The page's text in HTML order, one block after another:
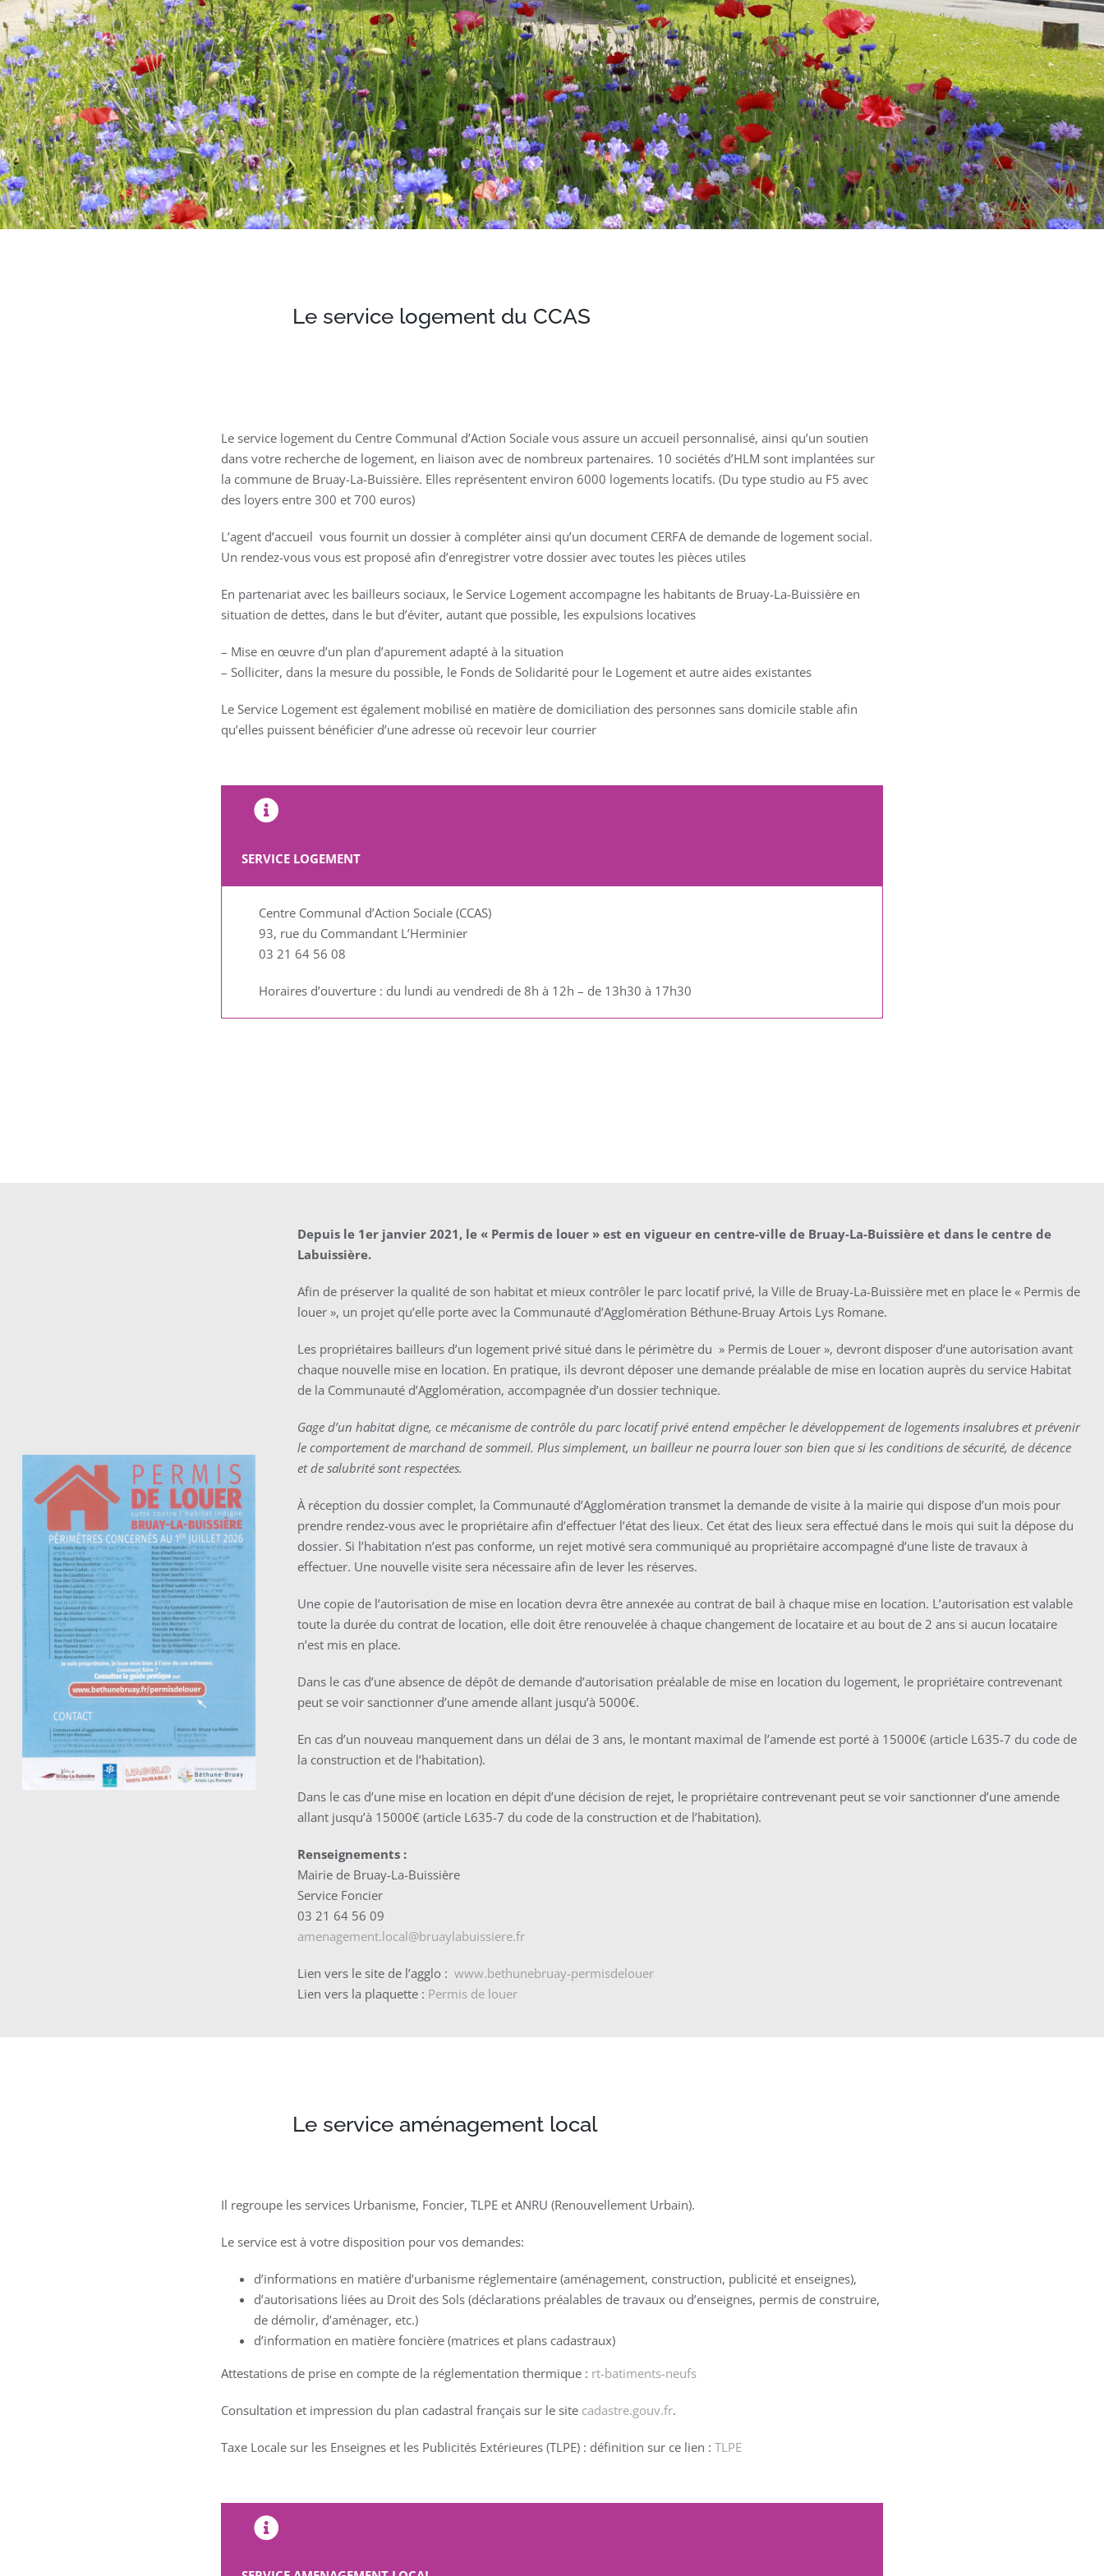
Le service logement du CCAS
Le service logement du Centre Communal d’Action Sociale vous assure un accueil personnalisé, ainsi qu’un soutien
dans votre recherche de logement, en liaison avec de nombreux partenaires. 10 sociétés d’HLM sont implantées sur
la commune de Bruay-La-Buissière. Elles représentent environ 6000 logements locatifs. (Du type studio au F5 avec
des loyers entre 300 et 700 euros)
L’agent d’accueil vous fournit un dossier à compléter ainsi qu’un document CERFA de demande de logement social.
Un rendez-vous vous est proposé afin d’enregistrer votre dossier avec toutes les pièces utiles
En partenariat avec les bailleurs sociaux, le Service Logement accompagne les habitants de Bruay-La-Buissière en
situation de dettes, dans le but d’éviter, autant que possible, les expulsions locatives
– Mise en œuvre d’un plan d’apurement adapté à la situation
– Solliciter, dans la mesure du possible, le Fonds de Solidarité pour le Logement et autre aides existantes
Le Service Logement est également mobilisé en matière de domiciliation des personnes sans domicile stable afin
qu’elles puissent bénéficier d’une adresse où recevoir leur courrier
SERVICE LOGEMENT
Centre Communal d’Action Sociale (CCAS)
93, rue du Commandant L’Herminier
03 21 64 56 08
Horaires d’ouverture : du lundi au vendredi de 8h à 12h – de 13h30 à 17h30
Depuis le 1er janvier 2021, le « Permis de louer » est en vigueur en centre-ville de Bruay-La-Buissière et dans le centre de
Labuissière.
Afin de préserver la qualité de son habitat et mieux contrôler le parc locatif privé, la Ville de Bruay-La-Buissière met en place le « Permis de
louer », un projet qu’elle porte avec la Communauté d’Agglomération Béthune-Bruay Artois Lys Romane.
Les propriétaires bailleurs d’un logement privé situé dans le périmètre du » Permis de Louer », devront disposer d’une autorisation avant
chaque nouvelle mise en location. En pratique, ils devront déposer une demande préalable de mise en location auprès du service Habitat
de la Communauté d’Agglomération, accompagnée d’un dossier technique.
Gage d’un habitat digne, ce mécanisme de contrôle du parc locatif privé entend empêcher le développement de logements insalubres et prévenir
le comportement de marchand de sommeil. Plus simplement, un bailleur ne pourra louer son bien que si les conditions de sécurité, de décence
et de salubrité sont respectées.
À réception du dossier complet, la Communauté d’Agglomération transmet la demande de visite à la mairie qui dispose d’un mois pour
prendre rendez-vous avec le propriétaire afin d’effectuer l’état des lieux. Cet état des lieux sera effectué dans le mois qui suit la dépose du
dossier. Si l’habitation n’est pas conforme, un rejet motivé sera communiqué au propriétaire accompagné d’une liste de travaux à
effectuer. Une nouvelle visite sera nécessaire afin de lever les réserves.
Une copie de l’autorisation de mise en location devra être annexée au contrat de bail à chaque mise en location. L’autorisation est valable
toute la durée du contrat de location, elle doit être renouvelée à chaque changement de locataire et au bout de 2 ans si aucun locataire
n’est mis en place.
Dans le cas d’une absence de dépôt de demande d’autorisation préalable de mise en location du logement, le propriétaire contrevenant
peut se voir sanctionner d’une amende allant jusqu’à 5000€.
En cas d’un nouveau manquement dans un délai de 3 ans, le montant maximal de l’amende est porté à 15000€ (article L635-7 du code de
la construction et de l’habitation).
Dans le cas d’une mise en location en dépit d’une décision de rejet, le propriétaire contrevenant peut se voir sanctionner d’une amende
allant jusqu’à 15000€ (article L635-7 du code de la construction et de l’habitation).
Renseignements :
Mairie de Bruay-La-Buissière
Service Foncier
03 21 64 56 09
amenagement.local@bruaylabuissiere.fr
Lien vers le site de l’agglo :www.bethunebruay-permisdelouer
Lien vers la plaquette : Permis de louer
Le service aménagement local
Il regroupe les services Urbanisme, Foncier, TLPE et ANRU (Renouvellement Urbain).
Le service est à votre disposition pour vos demandes:
d’informations en matière d’urbanisme réglementaire (aménagement, construction, publicité et enseignes),
d’autorisations liées au Droit des Sols (déclarations préalables de travaux ou d’enseignes, permis de construire,
de démolir, d’aménager, etc.)
d’information en matière foncière (matrices et plans cadastraux)
Attestations de prise en compte de la réglementation thermique : rt-batiments-neufs
Consultation et impression du plan cadastral français sur le site cadastre.gouv.fr.
Taxe Locale sur les Enseignes et les Publicités Extérieures (TLPE) : définition sur ce lien : TLPE